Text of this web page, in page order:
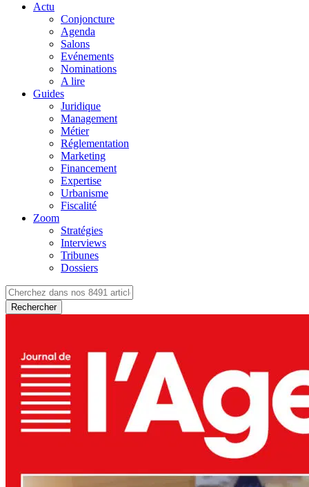
Actu
Conjoncture
Agenda
Salons
Evénements
Nominations
A lire
Guides
Juridique
Management
Métier
Réglementation
Marketing
Financement
Expertise
Urbanisme
Fiscalité
Zoom
Stratégies
Interviews
Tribunes
Dossiers
Rechercher